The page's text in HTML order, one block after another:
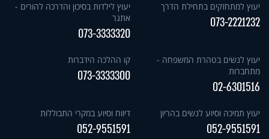
יעוץ למתחזקים בתחילת הדרך
073-2221232
יעוץ לילדות בסיכון והדרכה להורים -
אתגר
073-3333320
יעוץ לנשים בטהרת המשפחה -
מתחברות
02-6301516
קו ההלכה הידברות
073-3333300
יעוץ תמיכה וסיוע לנשים בהריון
052-9551591
דיווח וסיוע במקרי התבוללות
052-9551591